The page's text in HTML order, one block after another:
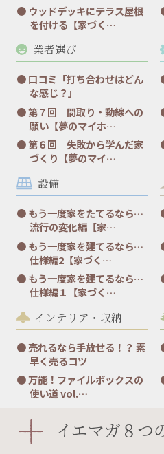
ウッドデッキにテラス屋根
を付ける【家づく…
業者選び
口コミ「打ち合わせはどん
な感じ？」
第７回 間取り・動線への
願い【夢のマイホ…
第６回 失敗から学んだ家
づくり【夢のマイ…
設備
もう一度家をたてるなら…
流行の変化編【家…
もう一度家を建てるなら…
仕様編2【家づく…
もう一度家を建てるなら…
仕様編１【家づく…
インテリア・収納
売れるなら手放せる！？ 素
早く売るコツ
万能！ファイルボックスの
使い道 vol.…
使い道【片付く収…
イエマガ８つ